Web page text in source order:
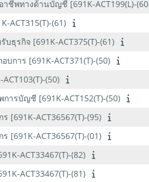
ชีพทางด้านบัญชี [691K-ACT199(L)-
ACT315(T)-(61)
บธุรกิจ [691K-ACT375(T)-(61)
การ [691K-ACT371(T)-(50)
(50)
ารบัญชี [691K-ACT152(T)-(50)
[691K-ACT36567(T)-(95)
[691K-ACT36567(T)-(01)
ACT33467(T)-(82)
ACT33467(T)-(81)